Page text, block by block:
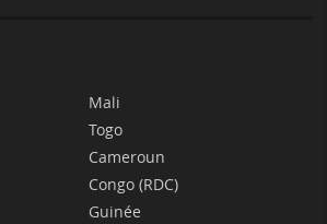
Mali
Togo
Cameroun
Congo (RDC)
Guinée